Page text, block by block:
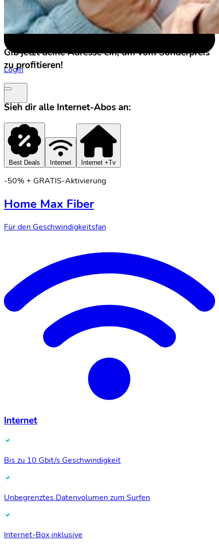
Login
Gib jetzt deine Adresse ein, um vom Sonderpreis
zu profitieren!
Sieh dir alle Internet-Abos an:
Best Deals Internet Internet +Tv
-50% + GRATIS-Aktivierung
Home Max Fiber
Für den Geschwindigkeitsfan
Internet
Bis zu 10 Gbit/s Geschwindigkeit
Unbegrenztes Datenvolumen zum Surfen
Internet-Box inklusive